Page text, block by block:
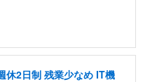
休2日制 残業少なめ IT機